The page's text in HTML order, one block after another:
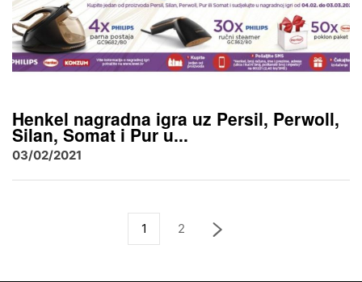
Henkel nagradna igra uz Persil, Perwoll,
Silan, Somat i Pur u...
03/02/2021
1 2